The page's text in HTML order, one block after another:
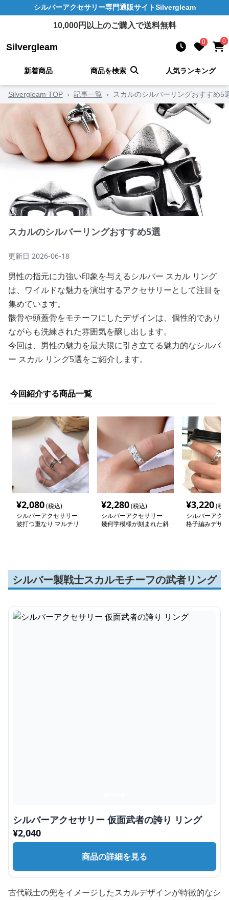
シルバーアクセサリー専門通販サイトSilvergleam
10,000円以上のご購入で送料無料
Silvergleam 0 0
新着商品 商品を検索 人気ランキング
Silvergleam TOP › 記事一覧 › スカルのシルバーリングおすすめ5
スカルのシルバーリングおすすめ5選
更新日 2026-06-18
男性の指元に力強い印象を与えるシルバー スカル リング
は、ワイルドな魅力を演出するアクセサリーとして注目を
集めています。
骸骨や頭蓋骨をモチーフにしたデザインは、個性的であり
ながらも洗練された雰囲気を醸し出します。
今回は、男性の魅力を最大限に引き立てる魅力的なシルバ
ー スカル リング5選をご紹介します。
今回紹介する商品一覧
¥2,080(税込)
シルバーアクセサリー
波打つ重なり マルチリ
¥2,280(税込)
シルバーアクセサリー
幾何学模様が刻まれた斜
¥3,220(税
シルバーアク
格子編みデザ
シルバー製戦士スカルモチーフの武者リング
シルバーアクセサリー 仮面武者の誇り リング
¥2,040
商品の詳細を見る
古代戦士の兜をイメージしたスカルデザインが特徴的なシ